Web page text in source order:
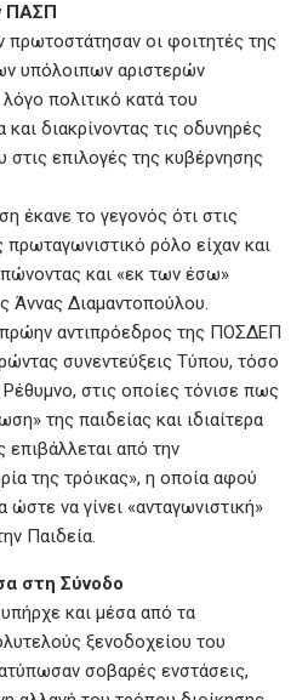
ΠΑΣΠ
οι φοιτητές της
υπόλοιπων αριστερών
πολιτικό κατά του
και διακρίνοντας τις οδυνηρές
επιλογές της κυβέρνησης
έκανε το γεγονός ότι στις
ρόλο είχαν και
και «εκ των έσω»
Άννας Διαμαντοπούλου.
αντιπρόεδρος της ΠΟΣΔΕΠ
συνεντεύξεις Τύπου, τόσο
στις οποίες τόνισε πως
της παιδείας και ιδιαίτερα
επιβάλλεται από την
της τρόικας», η οποία αφού
να γίνει «ανταγωνιστική»
Παιδεία.
στη Σύνοδο
και μέσα από τα
ξενοδοχείου του
σοβαρές ενστάσεις,